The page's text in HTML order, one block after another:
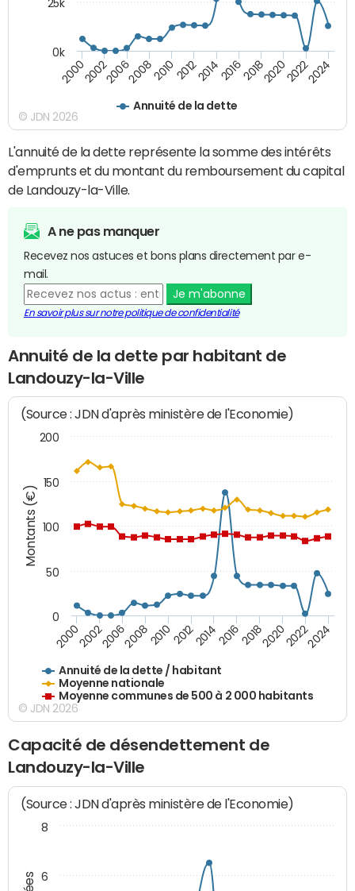
Annuité de la dette
200020022006200820102012201420162018202020222024
0k
25k
© JDN 2026
L'annuité de la dette représente la somme des intérêts
d'emprunts et du montant du remboursement du capital
de Landouzy-la-Ville.
A ne pas manquer
Recevez nos astuces et bons plans directement par e-
mail.
Je m'abonne
En savoir plus sur notre politique de confidentialité
Annuité de la dette par habitant de
Landouzy-la-Ville
Montants (€)
(Source : JDN d'après ministère de l'Economie)
Annuité de la dette / habitant
Moyenne nationale
Moyenne communes de 500 à 2 000 habitants
200020022006200820102012201420162018202020222024
0
50
100
150
200
© JDN 2026
Capacité de désendettement de
Landouzy-la-Ville
(Source : JDN d'après ministère de l'Economie)
6
8